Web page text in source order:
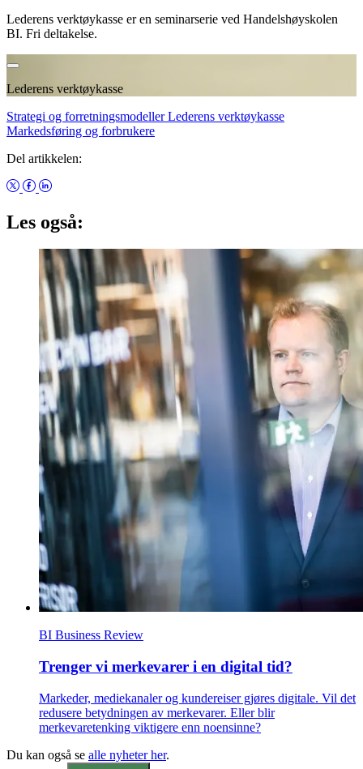
Lederens verktøykasse er en seminarserie ved Handelshøyskolen
BI. Fri deltakelse.
Lederens verktøykasse
Strategi og forretningsmodellerLederens verktøykasse
Markedsføring og forbrukere
Del artikkelen:
Les også:
BI Business Review
Trenger vi merkevarer i en digital tid?
Markeder, mediekanaler og kundereiser gjøres digitale. Vil det
redusere betydningen av merkevarer. Eller blir
merkevaretenking viktigere enn noensinne?
Du kan også se alle nyheter her.